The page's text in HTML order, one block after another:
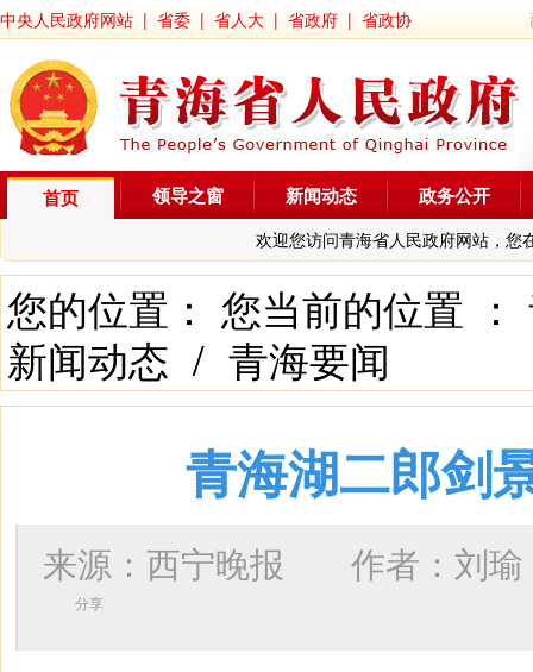
中央人民政府网站 | 省委 | 省人大 | 省政府 | 省政协
首页
欢迎您访问青海省人民政府网站，您
领导之窗 新闻动态 政务公开
您的位置： 您当前的位置 ：
新闻动态 / 青海要闻
青海湖二郎剑
来源：西宁晚报 作者： 刘瑜
分享